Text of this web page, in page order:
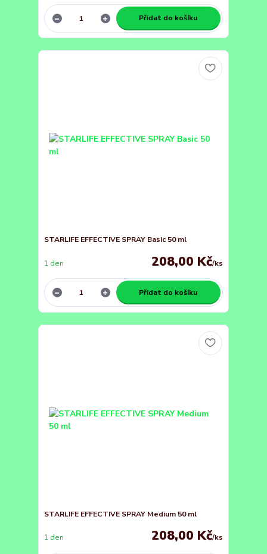
Přidat do košíku
STARLIFE EFFECTIVE SPRAY Basic 50 ml
208,00 Kč/ks
1 den
Přidat do košíku
STARLIFE EFFECTIVE SPRAY Medium 50 ml
208,00 Kč/ks
1 den